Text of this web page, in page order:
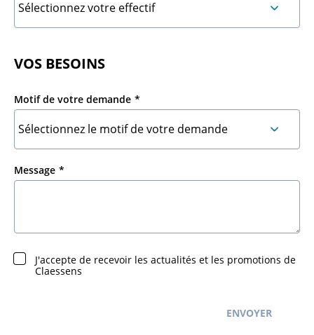
VOS BESOINS
Motif de votre demande
Message
J'accepte de recevoir les actualités et les promotions de
Claessens
ENVOYER